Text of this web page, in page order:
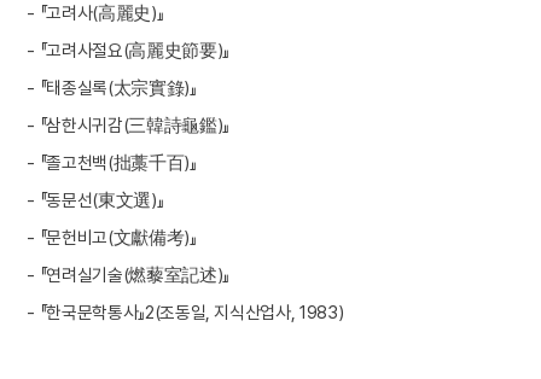
- 『고려사(高麗史)』
- 『고려사절요(高麗史節要)』
- 『태종실록(太宗實錄)』
- 『삼한시귀감(三韓詩龜鑑)』
- 『졸고천백(拙藁千百)』
- 『동문선(東文選)』
- 『문헌비고(文獻備考)』
- 『연려실기술(燃藜室記述)』
- 『한국문학통사』2(조동일, 지식산업사, 1983)